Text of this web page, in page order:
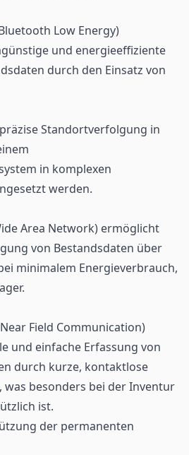
Low Energy)
und energieeffiziente
durch den Einsatz von
Standortverfolgung in
in komplexen
werden.
Area Network) ermöglicht
von Bestandsdaten über
minimalem Energieverbrauch,
Field Communication)
und einfache Erfassung von
durch kurze, kontaktlose
besonders bei der Inventur
ist.
der permanenten